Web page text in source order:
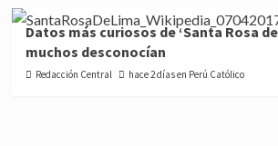
Datos más curiosos de ‘Santa Rosa
muchos desconocían
Redacción Central hace 2 días en Perú Católico